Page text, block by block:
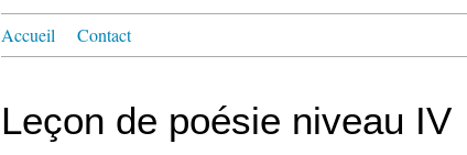
Accueil Contact
Leçon de poésie niveau IV